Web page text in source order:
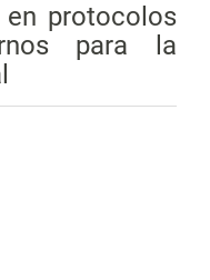
protocolos
para la